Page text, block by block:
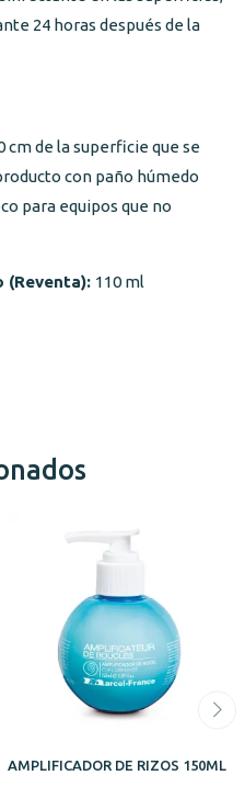
24 horas después de la
cm de la superficie que se
con paño húmedo
para equipos que no
(Reventa): 110 ml
AMPLIFICADOR DE RIZOS 150ML